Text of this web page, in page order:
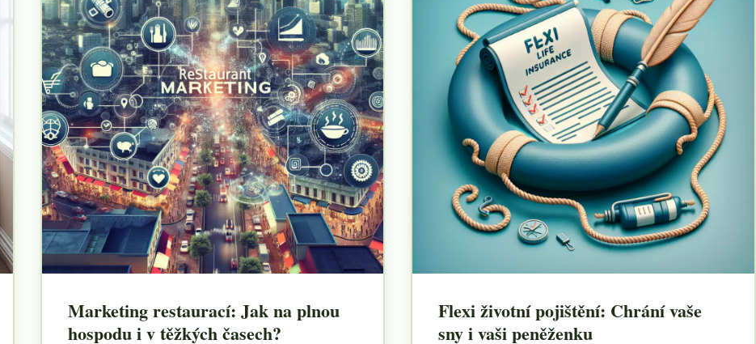
Marketing restaurací: Jak na plnou
hospodu i v těžkých časech?
Flexi životní pojištění: Chrání vaše
sny i vaši peněženku